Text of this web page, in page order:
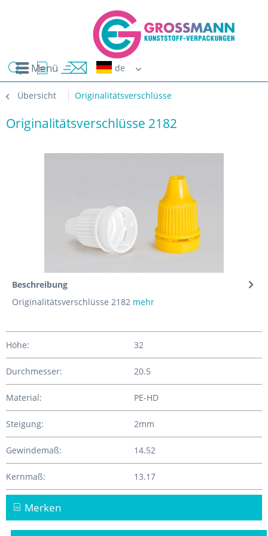
Menü
Übersicht Originalitätsverschlüsse
Originalitätsverschlüsse 2182
Beschreibung
Originalitätsverschlüsse 2182 mehr
Höhe: 32
Durchmesser: 20.5
Material: PE-HD
Steigung: 2mm
Gewindemaß: 14.52
Kernmaß: 13.17
Merken